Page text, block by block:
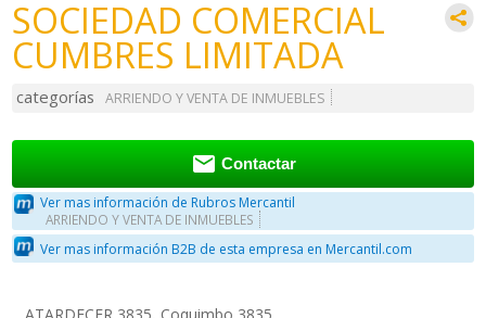
SOCIEDAD COMERCIAL
CUMBRES LIMITADA
categorías ARRIENDO Y VENTA DE INMUEBLES
 Contactar
Ver mas información de Rubros Mercantil
ARRIENDO Y VENTA DE INMUEBLES
Ver mas información B2B de esta empresa en Mercantil.com